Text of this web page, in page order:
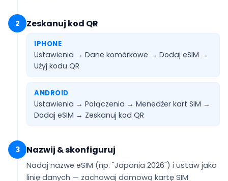
2 Zeskanuj kod QR
IPHONE
Ustawienia → Dane komórkowe → Dodaj eSIM →
Użyj kodu QR
ANDROID
Ustawienia → Połączenia → Menedżer kart SIM →
Dodaj eSIM → Zeskanuj kod QR
3 Nazwij & skonfiguruj
Nadaj nazwe eSIM (np. "Japonia 2026") i ustaw jako
linię danych — zachowaj domową kartę SIM